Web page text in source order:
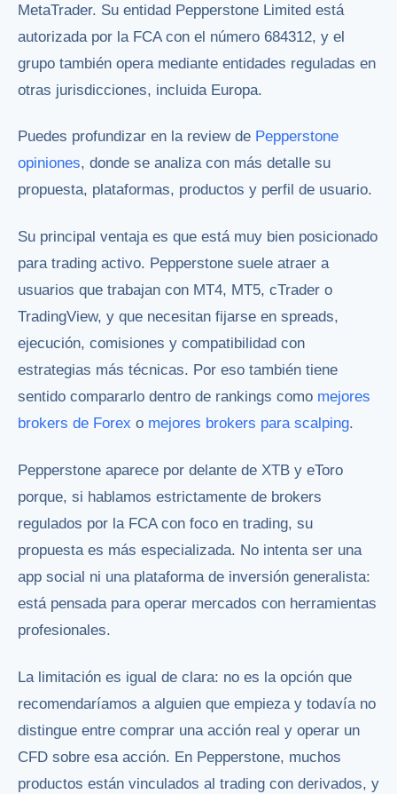
MetaTrader. Su entidad Pepperstone Limited está
autorizada por la FCA con el número 684312, y el
grupo también opera mediante entidades reguladas en
otras jurisdicciones, incluida Europa.
Puedes profundizar en la review de Pepperstone
opiniones, donde se analiza con más detalle su
propuesta, plataformas, productos y perfil de usuario.
Su principal ventaja es que está muy bien posicionado
para trading activo. Pepperstone suele atraer a
usuarios que trabajan con MT4, MT5, cTrader o
TradingView, y que necesitan fijarse en spreads,
ejecución, comisiones y compatibilidad con
estrategias más técnicas. Por eso también tiene
sentido compararlo dentro de rankings como mejores
brokers de Forex o mejores brokers para scalping.
Pepperstone aparece por delante de XTB y eToro
porque, si hablamos estrictamente de brokers
regulados por la FCA con foco en trading, su
propuesta es más especializada. No intenta ser una
app social ni una plataforma de inversión generalista:
está pensada para operar mercados con herramientas
profesionales.
La limitación es igual de clara: no es la opción que
recomendaríamos a alguien que empieza y todavía no
distingue entre comprar una acción real y operar un
CFD sobre esa acción. En Pepperstone, muchos
productos están vinculados al trading con derivados, y